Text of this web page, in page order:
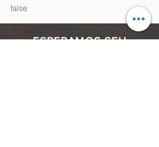
false
ESPERAMOS SEU